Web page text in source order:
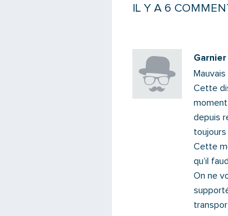
IL Y A 6
Mauvais
Cette
depuis
toujours
Cette
qu’il
On ne